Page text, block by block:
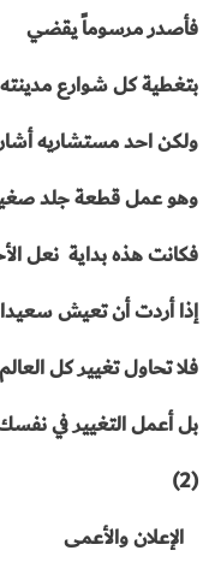
فأصدر مرسوماً يقضي
بتغطية كل شوارع مدينته
ولكن احد مستشاريه
وهو عمل قطعة جلد
فكانت هذه بداية نعل
إذا أردت أن تعيش سعيدا
فلا تحاول تغيير كل العالم
بل أعمل التغيير في
(2)
الإعلان والأعمى